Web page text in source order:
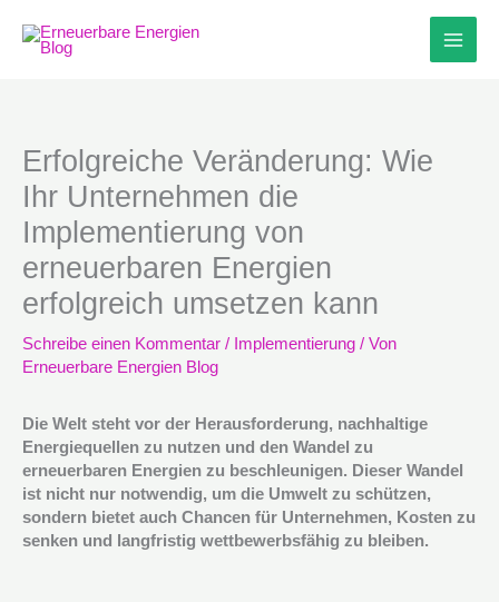
Inhalt
springen
Erfolgreiche Veränderung: Wie
Ihr Unternehmen die
Implementierung von
erneuerbaren Energien
erfolgreich umsetzen kann
Schreibe einen Kommentar / Implementierung / Von
Erneuerbare Energien Blog
Die Welt steht vor der Herausforderung, nachhaltige
Energiequellen zu nutzen und den Wandel zu
erneuerbaren Energien zu beschleunigen. Dieser Wandel
ist nicht nur notwendig, um die Umwelt zu schützen,
sondern bietet auch Chancen für Unternehmen, Kosten zu
senken und langfristig wettbewerbsfähig zu bleiben.